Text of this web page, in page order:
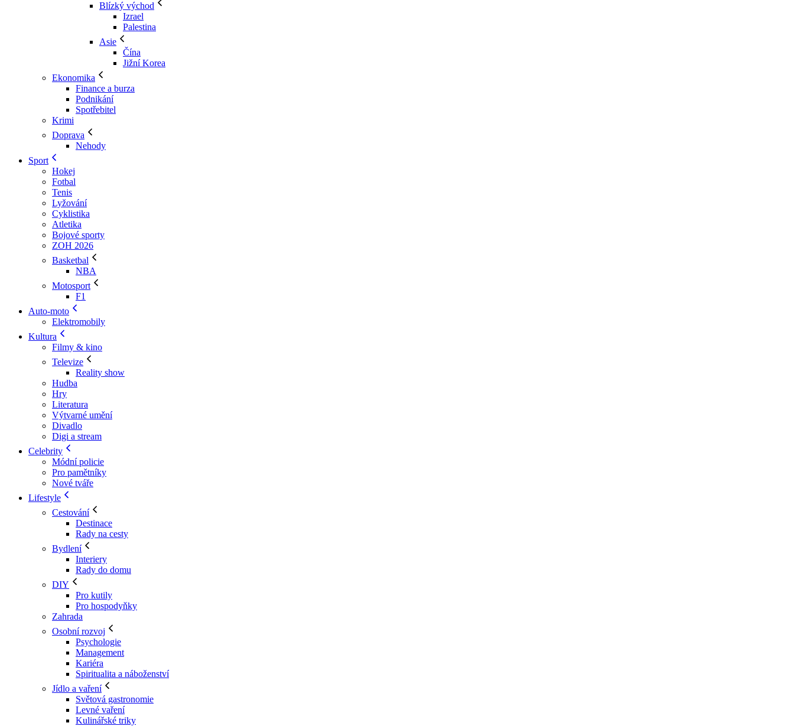
Blízký východ
Izrael
Palestina
Asie
Čína
Jižní Korea
Ekonomika
Finance a burza
Podnikání
Spotřebitel
Krimi
Doprava
Nehody
Sport
Hokej
Fotbal
Tenis
Lyžování
Cyklistika
Atletika
Bojové sporty
ZOH 2026
Basketbal
NBA
Motosport
F1
Auto-moto
Elektromobily
Kultura
Filmy & kino
Televize
Reality show
Hudba
Hry
Literatura
Výtvarné umění
Divadlo
Digi a stream
Celebrity
Módní policie
Pro pamětníky
Nové tváře
Lifestyle
Cestování
Destinace
Rady na cesty
Bydlení
Interiery
Rady do domu
DIY
Pro kutily
Pro hospodyňky
Zahrada
Osobní rozvoj
Psychologie
Management
Kariéra
Spiritualita a náboženství
Jídlo a vaření
Světová gastronomie
Levné vaření
Kulinářské triky